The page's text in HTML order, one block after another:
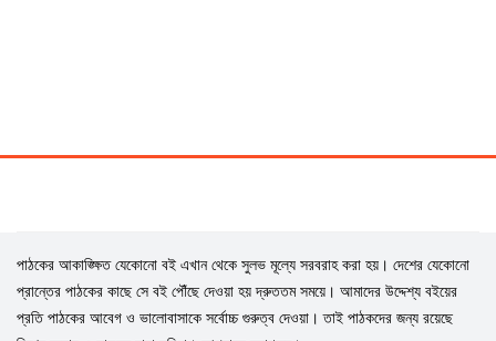
পাঠকের আকাঙ্ক্ষিত যেকোনো বই এখান থেকে সুলভ মূল্যে সরবরাহ করা হয়। দেশের যেকোনো
প্রান্তের পাঠকের কাছে সে বই পৌঁছে দেওয়া হয় দ্রুততম সময়ে। আমাদের উদ্দেশ্য বইয়ের
প্রতি পাঠকের আবেগ ও ভালোবাসাকে সর্বোচ্চ গুরুত্ব দেওয়া। তাই পাঠকদের জন্য রয়েছে